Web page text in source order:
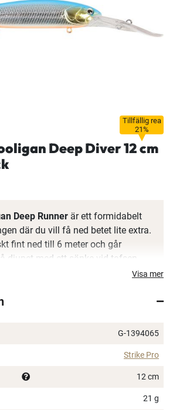
Tillfällig rea
21%
Deep Diver 12 cm
Deep Runner är ett formidabelt
där du vill få ned betet lite extra.
fint ned till 6 meter och går
djupet med ett sänke vid tafsen.
kan presenteras.
Visa mer
G-1394065
Strike Pro
12 cm
21 g